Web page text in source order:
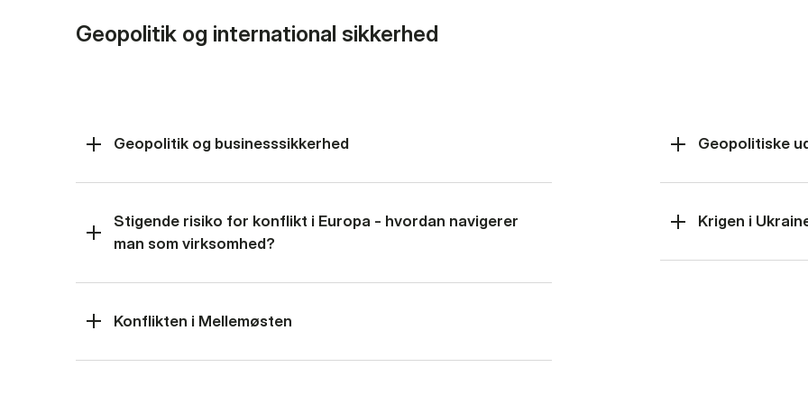
Geopolitik og international sikkerhed
Geopolitik og businesssikkerhed
Stigende risiko for konflikt i Europa - hvordan navigerer
man som virksomhed?
Konflikten i Mellemøsten
Geopolitiske
Krigen i